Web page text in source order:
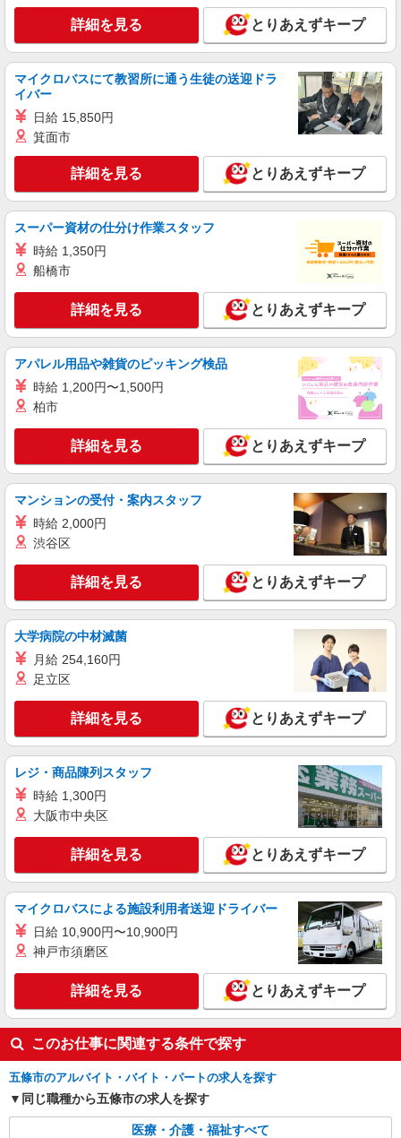
高齢者向け住宅、グループホームなど様々な勤
務先から選べます。
未経験：時給1500〜1700円（資格・経験によ
る） 経験者：時給1700〜1900円（資格・経験によ
日）＝33万4400円 ◆昇給あり ◆支払い方法 ※日
払い/週払い/月払い対応も可能です。詳しくは面談
時にご相談ください。 ◆交通費：別途全額支給 ※
奈良県五條市 【最寄駅】 ◆JR和歌山線「北宇
智駅」 ◆JR和歌山線「五条駅」 ◆JR和歌山線
詳細を見る
株式会社kotrio /●NR-H-1882591
大和二見駅近く★デイサービスで清掃/整理整
頓などのサポート
時給1500円〜2125円 ＜日払い有/週払い有/交
キープ 詳細を見る
派遣社員
株式会社kotrio /●NR-H-2068438
≪五條市≫介護の現場で心を燃やせ！！！デイ
時給1500円〜2125円 ＜日払い有/週払い有/交
通費全支給(ガソリン代含む)＞
大和二見駅から徒歩7分◎自転車通勤OK
キープ 詳細を見る
派遣社員
株式会社kotrio /●NR-H-1882687
北宇智★デイで送迎や生活サポートなど【福
祉】
時給1500円〜2125円 ＜日払い有/週払い有/交
キープ 詳細を見る
株式会社kotrio /●NR-H-1573246
レア【大和二見駅】就労支援施設で軽作業の見
時給1500円〜2125円 ★即日払いOK★交通費
全支給（ガソリン代含む）
大和二見駅から徒歩7分◎自転車通勤OK
キープ 詳細を見る
派遣社員
株式会社kotrio /●NR-H-1882688
大和二見★デイで送迎や生活サポートなど【福
祉】
時給1500円〜2125円 ＜日払い有/週払い有/交
通費全支給(ガソリン代含む)＞
大和二見駅から徒歩7分◎自転車通勤OK
キープ 詳細を見る
詳細を見る とりあえずキープ
マイクロバスにて教習所に通う生徒の送迎ドラ
イバー
日給 15,850円
箕面市
詳細を見る とりあえずキープ
スーパー資材の仕分け作業スタッフ
時給 1,350円
船橋市
詳細を見る とりあえずキープ
アパレル用品や雑貨のピッキング検品
時給 1,200円〜1,500円
柏市
詳細を見る とりあえずキープ
マンションの受付・案内スタッフ
時給 2,000円
渋谷区
詳細を見る とりあえずキープ
大学病院の中材滅菌
月給 254,160円
足立区
詳細を見る とりあえずキープ
レジ・商品陳列スタッフ
時給 1,300円
大阪市中央区
詳細を見る とりあえずキープ
マイクロバスによる施設利用者送迎ドライバー
日給 10,900円〜10,900円
神戸市須磨区
詳細を見る とりあえずキープ
このお仕事に関連する条件で探す
五條市のアルバイト・バイト・パートの求人を探す
同じ職種から五條市の求人を探す
医療・介護・福祉すべて